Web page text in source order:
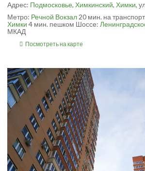
Адрес: Подмосковье, Химкинский, Химки,
Метро: Речной Вокзал 20 мин. на
Химки 4 мин. пешком Шоссе:
МКАД
Посмотреть на карте